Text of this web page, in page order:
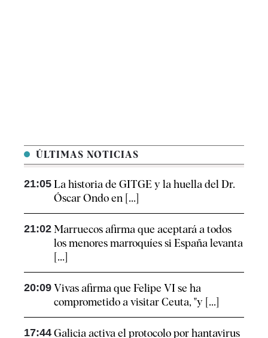
ÚLTIMAS NOTICIAS
21:05 La historia de GITGE y la huella del Dr.
Óscar Ondo en [...]
21:02 Marruecos afirma que aceptará a todos
los menores marroquíes si España levanta
[...]
20:09 Vivas afirma que Felipe VI se ha
comprometido a visitar Ceuta, "y [...]
17:44 Galicia activa el protocolo por hantavirus